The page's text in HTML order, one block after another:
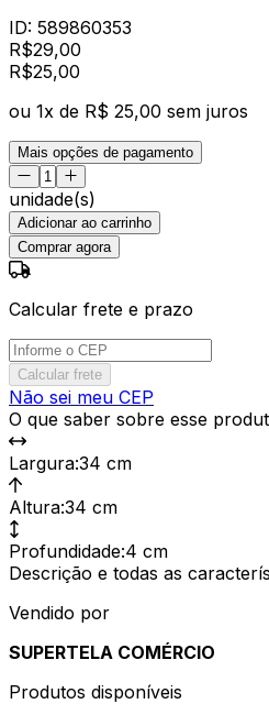
ID: 589860353
R$29,00
R$25,00
ou 1x de R$ 25,00 sem juros
Mais opções de pagamento
unidade(s)
Adicionar ao carrinho
Comprar agora
Calcular frete e prazo
Calcular frete
Não sei meu CEP
O que saber sobre esse
Largura:34 cm
Altura:34 cm
Profundidade:4 cm
Descrição e todas as
Vendido por
SUPERTELA COMÉRCIO
Produtos disponíveis